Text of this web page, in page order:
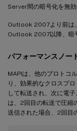
Server間の暗号化を無効
Outlook 2007より前は
Outlook 2007以降、暗
パフォーマンスノー
MAPIは、他のプロトコ
り、効果的なクロスプ
して転送され、次に電
は、2回目の転送で圧縮
送信された場合、2回目